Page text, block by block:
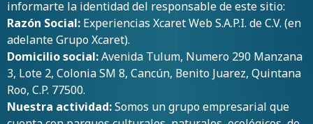
informarte la identidad del responsable de este sitio:
Razón Social:Experiencias Xcaret Web S.A.P.I. de C.V. (en
adelante Grupo Xcaret).
Domicilio social:Avenida Tulum, Numero 290 Manzana
3, Lote 2, Colonia SM 8, Cancún, Benito Juarez, Quintana
Roo, C.P. 77500.
Nuestra actividad:Somos un grupo empresarial que